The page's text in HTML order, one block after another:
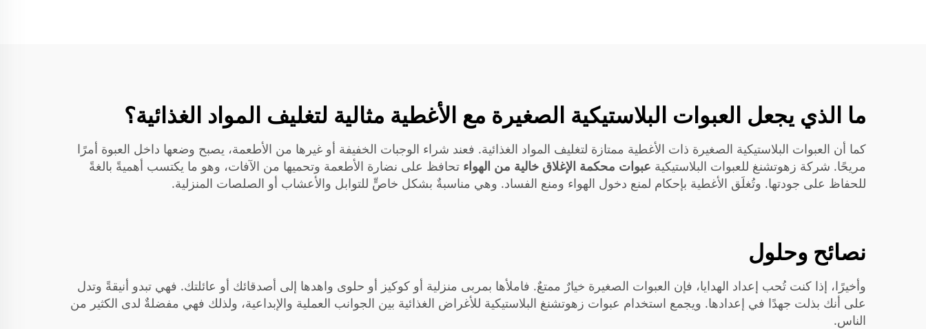
ما الذي يجعل العبوات البلاستيكية الصغيرة مع الأغطية مثالية لتغليف المواد الغذائية؟
كما أن العبوات البلاستيكية الصغيرة ذات الأغطية ممتازة لتغليف المواد الغذائية. فعند شراء الوجبات الخفيفة أو غيرها من الأطعمة، يصبح وضعها داخل العبوة أمرًا
مريحًا. شركة زهوتشنغ للعبوات البلاستيكية عبوات محكمة الإغلاق خالية من الهواء تحافظ على نضارة الأطعمة وتحميها من الآفات، وهو ما يكتسب أهميةً بالغةً
للحفاظ على جودتها. وتُغلَق الأغطية بإحكام لمنع دخول الهواء ومنع الفساد. وهي مناسبةٌ بشكل خاصٍّ للتوابل والأعشاب أو الصلصات المنزلية.
نصائح وحلول
وأخيرًا، إذا كنت تُحب إعداد الهدايا، فإن العبوات الصغيرة خيارٌ ممتعٌ. فاملأها بمربى منزلية أو كوكيز أو حلوى واهدها إلى أصدقائك أو عائلتك. فهي تبدو أنيقةً وتدل
على أنك بذلت جهدًا في إعدادها. ويجمع استخدام عبوات زهوتشنغ البلاستيكية للأغراض الغذائية بين الجوانب العملية والإبداعية، ولذلك فهي مفضلةٌ لدى الكثير من
الناس.